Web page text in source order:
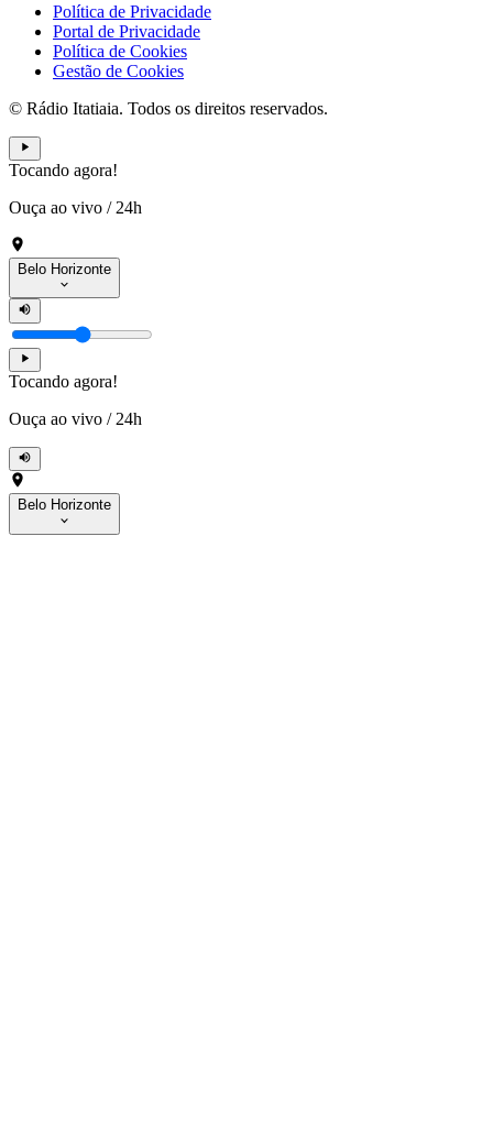
Política de Privacidade
Portal de Privacidade
Política de Cookies
Gestão de Cookies
© Rádio Itatiaia. Todos os direitos reservados.
Tocando agora!
Ouça ao vivo / 24h
Belo Horizonte
Tocando agora!
Ouça ao vivo / 24h
Belo Horizonte